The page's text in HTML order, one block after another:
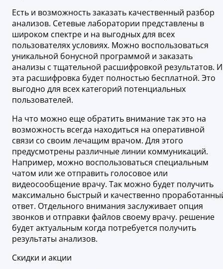
Есть и возможность заказать качественный разбор
анализов. Сетевые лаборатории представлены в
широком спектре и на выгодных для всех
пользователях условиях. Можно воспользоваться
уникальной бонусной программой и заказать
анализы с тщательной расшифровкой результатов. И
эта расшифровка будет полностью бесплатной. Это
выгодно для всех категорий потенциальных
пользователей.
На что можно еще обратить внимание так это на
возможность всегда находиться на оперативной
связи со своим лечащим врачом. Для этого
предусмотрены различные линии коммуникаций.
Например, можно воспользоваться специальным
чатом или же отправить голосовое или
видеосообщение врачу. Так можно будет получить
максимально быстрый и качественно
ответ. Отдельного внимания заслуживает опция
звонков и отправки файлов своему врачу. решение
будет актуальным когда потребуется получить
результаты анализов.
Скидки и акции